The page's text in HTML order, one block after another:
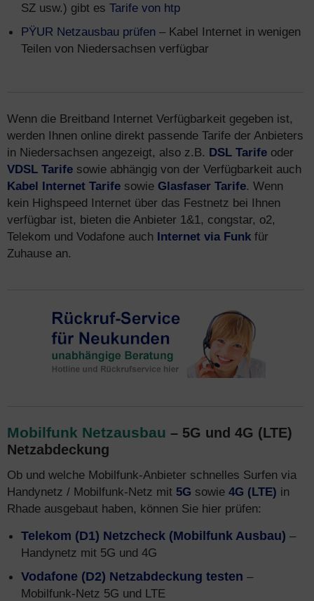
SZ usw.) gibt es Tarife von htp
PŸUR Netzausbau prüfen – Kabel Internet in wenigen
Teilen von Niedersachsen verfügbar
Wenn die Breitband Internet Verfügbarkeit gegeben ist,
werden Ihnen online direkt passende Tarife der Anbieters
in Niedersachsen angezeigt, also z.B. DSL Tarife oder
VDSL Tarife sowie abhängig von der Verfügbarkeit auch
Kabel Internet Tarife sowie Glasfaser Tarife. Wenn
kein Highspeed Internet über das Festnetz bei Ihnen
verfügbar ist, bieten die Anbieter 1&1, congstar, o2,
Telekom und Vodafone auch Internet via Funk für
Zuhause an.
Mobilfunk Netzausbau – 5G und 4G (LTE)
Netzabdeckung
Ob und welche Mobilfunk-Anbieter schnelles Surfen via
Handynetz / Mobilfunk-Netz mit 5G sowie 4G (LTE) in
Rhade ausgebaut haben, können Sie hier prüfen:
Telekom (D1) Netzcheck (Mobilfunk Ausbau) –
Handynetz mit 5G und 4G
Vodafone (D2) Netzabdeckung testen –
Mobilfunk-Netz 5G und LTE